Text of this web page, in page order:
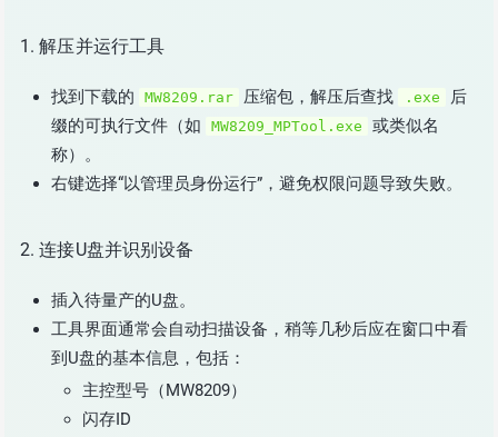
1. 解压并运行工具
找到下载的 MW8209.rar 压缩包，解压后查找 .exe
后
缀的可执行文件（如
MW8209_MPTool.exe
或类似名
称）。
右键选择“以管理员身份运行”，避免权限问题导致失败。
2. 连接U盘并识别设备
插入待量产的U盘。
工具界面通常会自动扫描设备，稍等几秒后应在窗口中看
到U盘的基本信息，包括：
主控型号（MW8209）
闪存ID